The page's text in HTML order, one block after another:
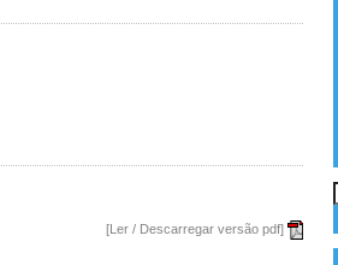
[Ler / Descarregar versão pdf]